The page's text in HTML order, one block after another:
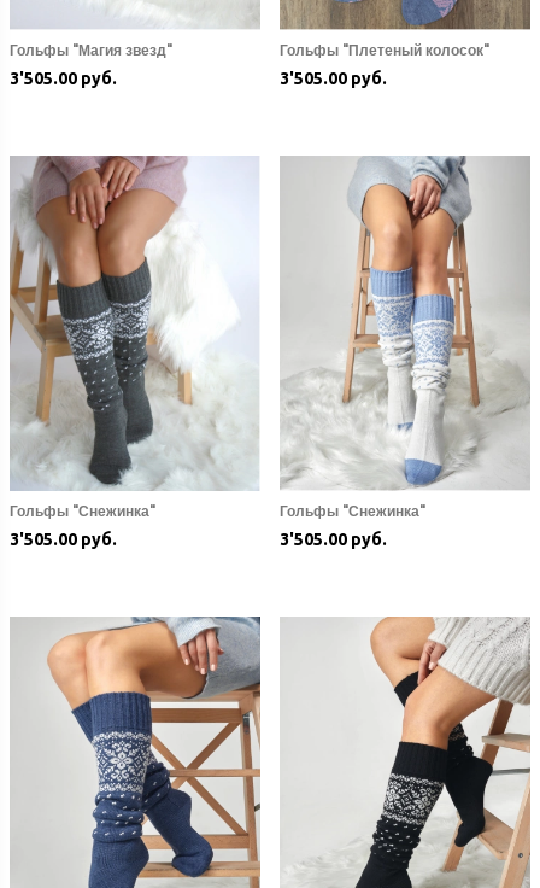
Гольфы "Магия звезд"
3'505.00 руб.
Гольфы "Плетеный колосок"
3'505.00 руб.
Гольфы "Снежинка"
3'505.00 руб.
Гольфы "Снежинка"
3'505.00 руб.